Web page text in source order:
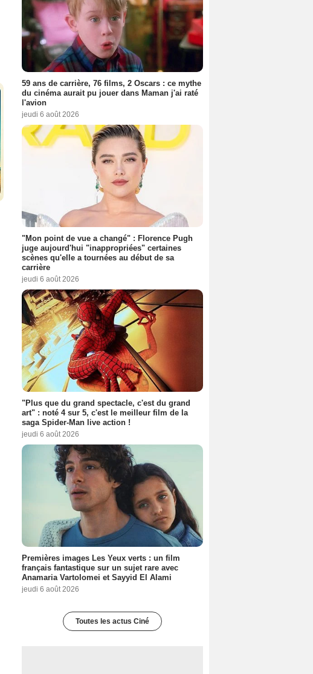
59 ans de carrière, 76 films, 2 Oscars : ce mythe
du cinéma aurait pu jouer dans Maman j'ai raté
l'avion
jeudi 6 août 2026
"Mon point de vue a changé" : Florence Pugh
juge aujourd'hui "inappropriées" certaines
scènes qu'elle a tournées au début de sa
carrière
jeudi 6 août 2026
"Plus que du grand spectacle, c'est du grand
art" : noté 4 sur 5, c'est le meilleur film de la
saga Spider-Man live action !
jeudi 6 août 2026
Premières images Les Yeux verts : un film
français fantastique sur un sujet rare avec
Anamaria Vartolomei et Sayyid El Alami
jeudi 6 août 2026
Toutes les actus Ciné